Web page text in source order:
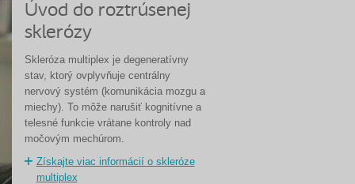
Úvod do roztrúsenej
sklerózy
Skleróza multiplex je degeneratívny
stav, ktorý ovplyvňuje centrálny
nervový systém (komunikácia mozgu a
miechy). To môže narušiť kognitívne a
telesné funkcie vrátane kontroly nad
močovým mechúrom.
Získajte viac informácií o skleróze
multiplex